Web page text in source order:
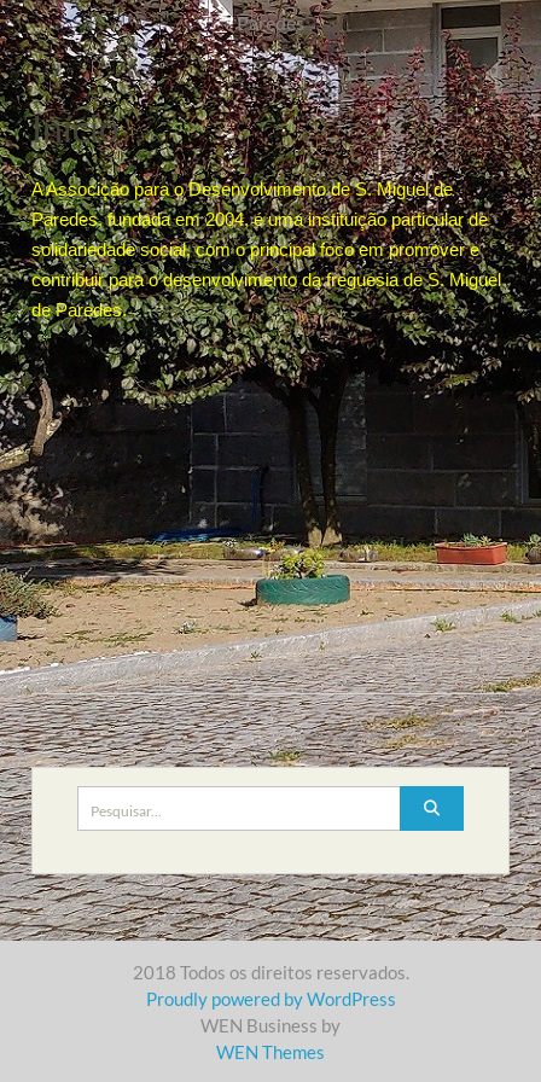
Paredes
Início
A Associção para o Desenvolvimento de S. Miguel de
Paredes, fundada em 2004, é uma instituição particular de
solidariedade social, com o principal foco em promover e
contribuir para o desenvolvimento da freguesia de S. Miguel
de Paredes.
for:
2018 Todos os direitos reservados.
Proudly powered by WordPress
WEN Business by
WEN Themes